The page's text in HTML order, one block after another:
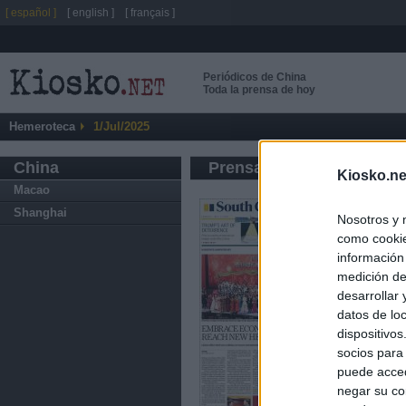
Nosotros y
como
medición
desarrollar
datos de
socios
puede
negar su
Periódicos de China
Toda la prensa de hoy
Hemeroteca 1/Jul/2025
China
Macao
Shanghai
Prensa de Información
[ español ] [ english ] [ français ]